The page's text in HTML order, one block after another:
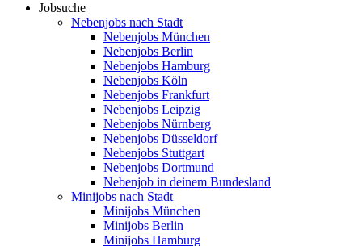
Jobsuche
Nebenjobs nach Stadt
Nebenjobs München
Nebenjobs Berlin
Nebenjobs Hamburg
Nebenjobs Köln
Nebenjobs Frankfurt
Nebenjobs Leipzig
Nebenjobs Nürnberg
Nebenjobs Düsseldorf
Nebenjobs Stuttgart
Nebenjobs Dortmund
Nebenjob in deinem Bundesland
Minijobs nach Stadt
Minijobs München
Minijobs Berlin
Minijobs Hamburg